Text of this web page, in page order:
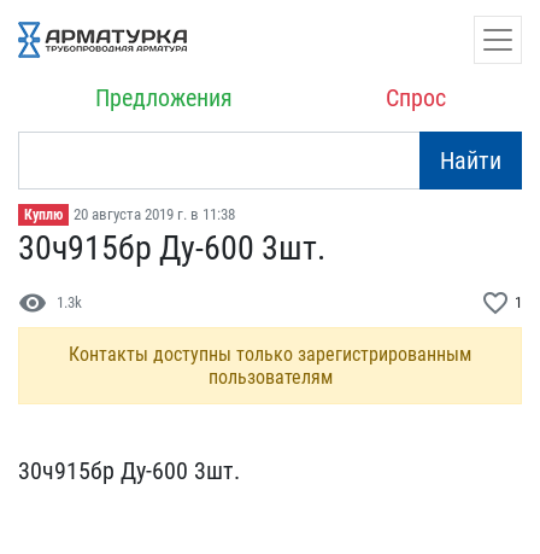
Предложения Спрос
Найти
Куплю 20 августа 2019 г. в 11:38
30ч915бр Ду-600 3шт.
visibility 1.3k favorite_border 1
Контакты доступны только зарегистрированным
пользователям
30ч915бр Ду-600 3шт.